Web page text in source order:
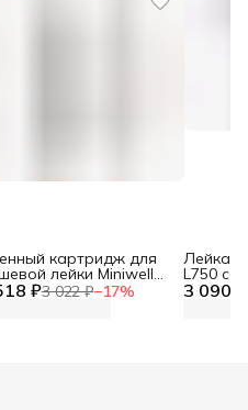
₽3 022 ₽−17%
картридж для
лейки Miniwell
угольный 3 090 ₽
Лейка
L750 со